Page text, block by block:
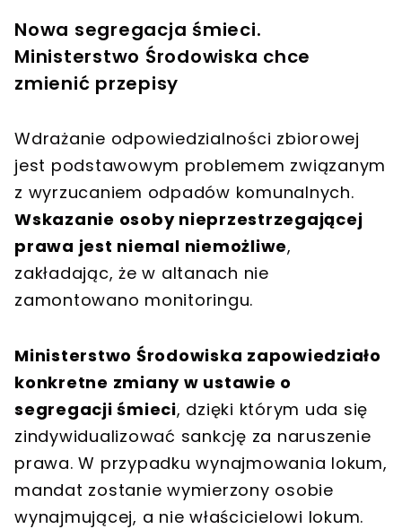
Nowa segregacja śmieci.
Ministerstwo Środowiska chce
zmienić przepisy
Wdrażanie odpowiedzialności zbiorowej
jest podstawowym problemem związanym
z wyrzucaniem odpadów komunalnych.
Wskazanie osoby nieprzestrzegającej
prawa jest niemal niemożliwe,
zakładając, że w altanach nie
zamontowano monitoringu.
Ministerstwo Środowiska zapowiedziało
konkretne zmiany w ustawie o
segregacji śmieci, dzięki którym uda się
zindywidualizować sankcję za naruszenie
prawa. W przypadku wynajmowania lokum,
mandat zostanie wymierzony osobie
wynajmującej, a nie właścicielowi lokum.